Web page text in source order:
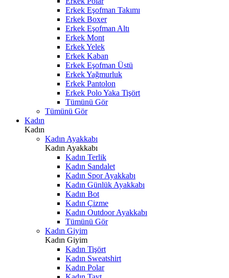
Erkek Eşofman Takımı
Erkek Boxer
Erkek Eşofman Altı
Erkek Mont
Erkek Yelek
Erkek Kaban
Erkek Eşofman Üstü
Erkek Yağmurluk
Erkek Pantolon
Erkek Polo Yaka Tişört
Tümünü Gör
Tümünü Gör
Kadın
Kadın
Kadın Ayakkabı
Kadın Ayakkabı
Kadın Terlik
Kadın Sandalet
Kadın Spor Ayakkabı
Kadın Günlük Ayakkabı
Kadın Bot
Kadın Çizme
Kadın Outdoor Ayakkabı
Tümünü Gör
Kadın Giyim
Kadın Giyim
Kadın Tişört
Kadın Sweatshirt
Kadın Polar